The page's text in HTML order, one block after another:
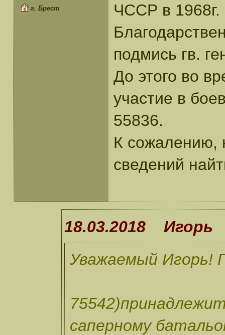
г. Брест
ЧССР в 1968г.
подмись гв.
До этого во
участие в
55836.
К сожалению,
сведений
18.03.2018 Игорь
Уважаемый Игорь!
саперному